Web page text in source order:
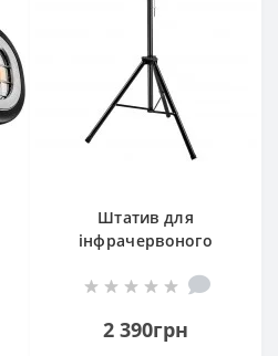
Штатив для
інфрачервоного
90-033
2 390грн